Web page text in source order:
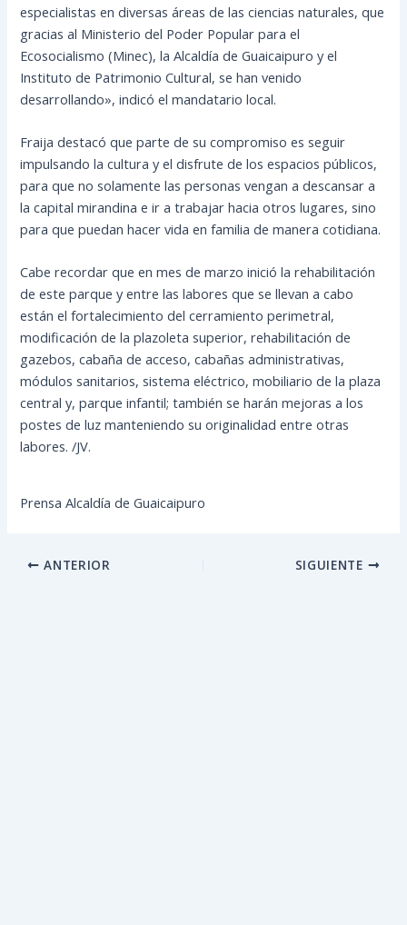
especialistas en diversas áreas de las ciencias naturales, que
gracias al Ministerio del Poder Popular para el
Ecosocialismo (Minec), la Alcaldía de Guaicaipuro y el
Instituto de Patrimonio Cultural, se han venido
desarrollando», indicó el mandatario local.
Fraija destacó que parte de su compromiso es seguir
impulsando la cultura y el disfrute de los espacios públicos,
para que no solamente las personas vengan a descansar a
la capital mirandina e ir a trabajar hacia otros lugares, sino
para que puedan hacer vida en familia de manera cotidiana.
Cabe recordar que en mes de marzo inició la rehabilitación
de este parque y entre las labores que se llevan a cabo
están el fortalecimiento del cerramiento perimetral,
modificación de la plazoleta superior, rehabilitación de
gazebos, cabaña de acceso, cabañas administrativas,
módulos sanitarios, sistema eléctrico, mobiliario de la plaza
central y, parque infantil; también se harán mejoras a los
postes de luz manteniendo su originalidad entre otras
labores. /JV.
Prensa Alcaldía de Guaicaipuro
ANTERIOR SIGUIENTE